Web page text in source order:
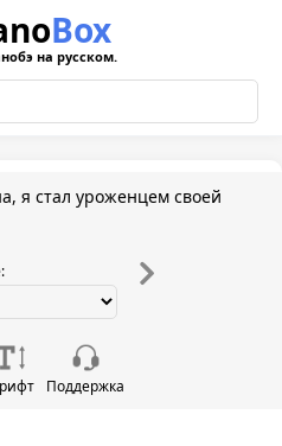
Box
на русском.
я стал уроженцем своей
Поддержка